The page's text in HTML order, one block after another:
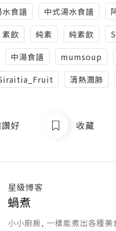
水食譜 中式湯水食譜
素飲 純素 純素飲
中湯食譜 mumsoup
清熱潤肺
好 收藏
星級博客
蝸煮
小小廚房, 一樣能煮出各種美